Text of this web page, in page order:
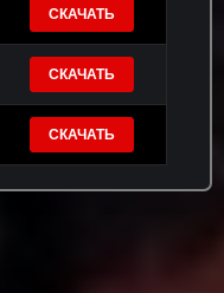
СКАЧАТЬ
СКАЧАТЬ
СКАЧАТЬ